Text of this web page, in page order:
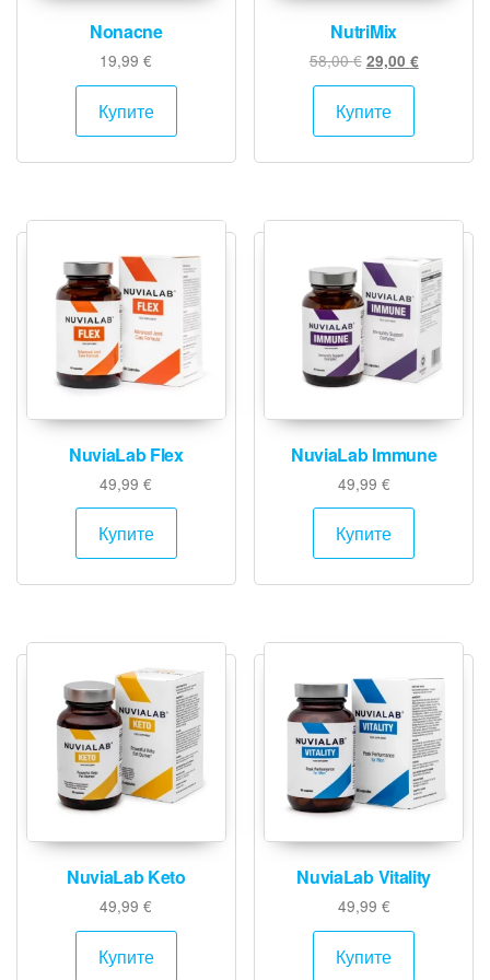
Nonacne
19,99€
Купите
NutriMix
58,00€ Original
price
was:
58,00 €.
29,00 €Текущата
Купите
NuviaLab Flex
49,99€
Купите
NuviaLab Immune
49,99 €
Купите
NuviaLab Keto
49,99€
Купите
NuviaLab Vitality
49,99 €
Купите